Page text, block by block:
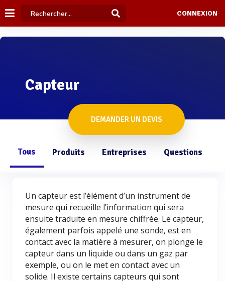
CONNEXION
Capteur
DEMANDER UN DEVIS
Tous Produits Entreprises Questions
Un capteur est l’élément d’un instrument de
mesure qui recueille l’information qui sera
ensuite traduite en mesure chiffrée. Le capteur,
également parfois appelé une sonde, est en
contact avec la matière à mesurer, on plonge le
capteur dans un liquide ou dans un gaz par
exemple, ou on le met en contact avec un
solide. Il existe certains capteurs qui sont